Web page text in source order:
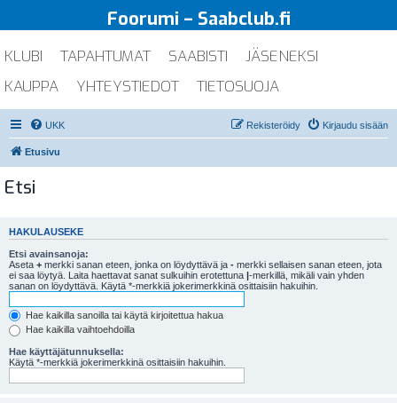
Foorumi – Saabclub.fi
KLUBI TAPAHTUMAT SAABISTI
JÄSENEKSI
KAUPPA
YHTEYSTIEDOT TIETOSUOJA
UKK Kirjaudu sisään
Rekisteröidy
Etusivu
Etsi
HAKULAUSEKE
Etsi avainsanoja:
Aseta + merkki sanan eteen, jonka on löydyttävä ja - merkki sellaisen sanan eteen, jota
ei saa löytyä. Laita haettavat sanat sulkuihin erotettuna |-merkillä, mikäli vain yhden
sanan on löydyttävä. Käytä *-merkkiä jokerimerkkinä osittaisiin hakuihin.
Hae kaikilla sanoilla tai käytä kirjoitettua hakua
Hae kaikilla vaihtoehdoilla
Hae käyttäjätunnuksella:
Käytä *-merkkiä jokerimerkkinä osittaisiin hakuihin.